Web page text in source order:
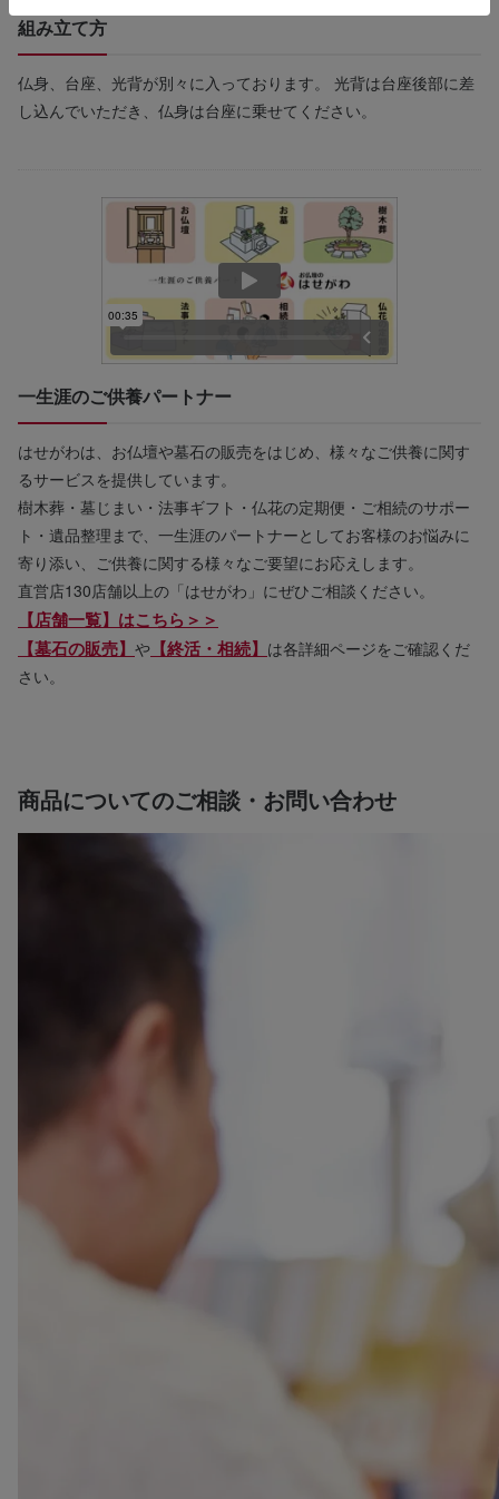
組み立て方
仏身、台座、光背が別々に入っております。 光背は台座後部に差
し込んでいただき、仏身は台座に乗せてください。
一生涯のご供養パートナー
はせがわは、お仏壇や墓石の販売をはじめ、様々なご供養に関す
るサービスを提供しています。
樹木葬・墓じまい・法事ギフト・仏花の定期便・ご相続のサポー
ト・遺品整理まで、一生涯のパートナーとしてお客様のお悩みに
寄り添い、ご供養に関する様々なご要望にお応えします。
直営店130店舗以上の「はせがわ」にぜひご相談ください。
【店舗一覧】はこちら＞＞
【墓石の販売】 や 【終活・相続】 は各詳細ページをご確認くだ
さい。
商品についてのご相談・お問い合わせ